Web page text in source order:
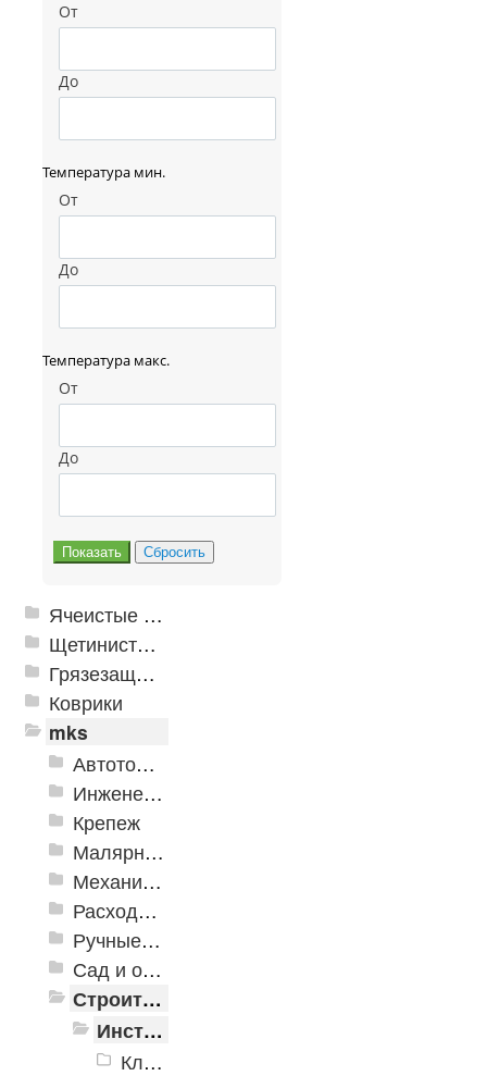
От
До
Температура мин.
От
До
Температура макс.
От
До
Ячеистые грязезащитные покрытия
Щетинистые покрытия
Грязезащитные, влаговпитывающие покрытия
Коврики
mks
Автотовары
Инженерная сантехника и инструменты
Крепеж
Малярно-штукатурные инструменты
Механизированные инструменты
Расходные инструменты
Ручные инструменты
Сад и огород
Строительная Химия и принадлежности
Инструменты для строительной химии
Клеевые пистолеты